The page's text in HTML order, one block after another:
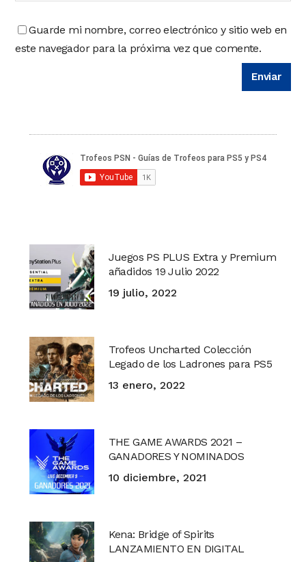
Guarde mi nombre, correo electrónico y sitio web en
este navegador para la próxima vez que comente.
Juegos PS PLUS Extra y Premium
añadidos 19 Julio 2022
19 julio, 2022
Trofeos Uncharted Colección
Legado de los Ladrones para PS5
13 enero, 2022
THE GAME AWARDS 2021 –
GANADORES Y NOMINADOS
10 diciembre, 2021
Kena: Bridge of Spirits
LANZAMIENTO EN DIGITAL